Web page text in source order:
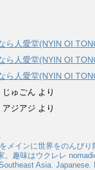
ら人愛堂(NYIN OI
ら人愛堂(NYIN OI
ら人愛堂(NYIN OI
じゅごん より
アジアジ より
メインに世界をのんびり
。趣味はウクレレ
Asia. Japanese.